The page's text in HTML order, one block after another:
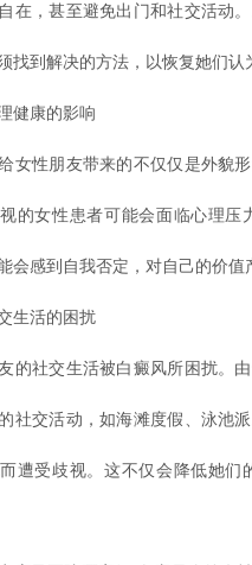
在，甚至避免出门和社交活动
找到解决的方法，以恢复她们认
康的影响
性朋友带来的不仅仅是外貌形
的女性患者可能会面临心理压
会感到自我否定，对自己的价值
活的困扰
社交生活被白癜风所困扰。由
社交活动，如海滩度假、泳池
遭受歧视。这不仅会降低她